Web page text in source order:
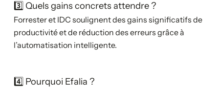
3️⃣ Quels gains concrets attendre ?
Forrester et IDC soulignent des gains significatifs de
productivité et de réduction des erreurs grâce à
l’automatisation intelligente.
4️⃣ Pourquoi Efalia ?